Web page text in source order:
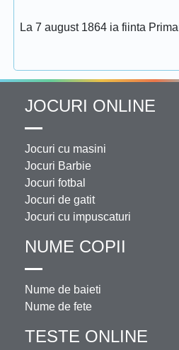
La 7 august 1864 ia fiinta
JOCURI ONLINE
Jocuri cu masini
Jocuri Barbie
Jocuri fotbal
Jocuri de gatit
Jocuri cu impuscaturi
NUME COPII
Nume de baieti
Nume de fete
TESTE ONLINE